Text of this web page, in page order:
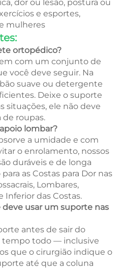
dor ou lesão, postura ou
e esportes,
mulheres
ortopédico?
com um conjunto de
você deve seguir. Na
suave ou detergente
Deixe o suporte
situações, ele não deve
de roupas.
lombar?
a umidade e com
o enrolamento, nossos
duráveis e de longa
as Costas para Dor nas
Lombares,
Inferior das Costas.
usar um suporte nas
antes de sair do
tempo todo — inclusive
que o cirurgião indique o
até que a coluna